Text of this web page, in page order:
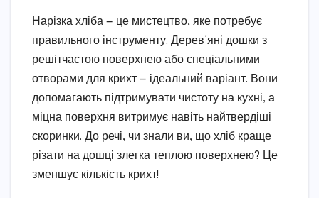
Нарізка хліба — це мистецтво, яке потребує
правильного інструменту. Дерев’яні дошки з
решітчастою поверхнею або спеціальними
отворами для крихт — ідеальний варіант. Вони
допомагають підтримувати чистоту на кухні, а
міцна поверхня витримує навіть найтвердіші
скоринки. До речі, чи знали ви, що хліб краще
різати на дошці злегка теплою поверхнею? Це
зменшує кількість крихт!